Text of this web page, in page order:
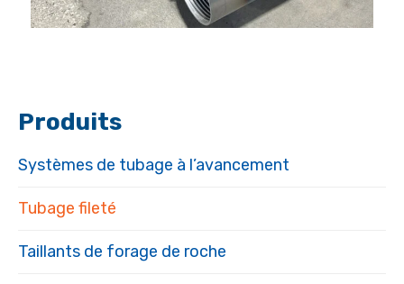
Produits
Systèmes de tubage à l’avancement
Tubage fileté
Taillants de forage de roche